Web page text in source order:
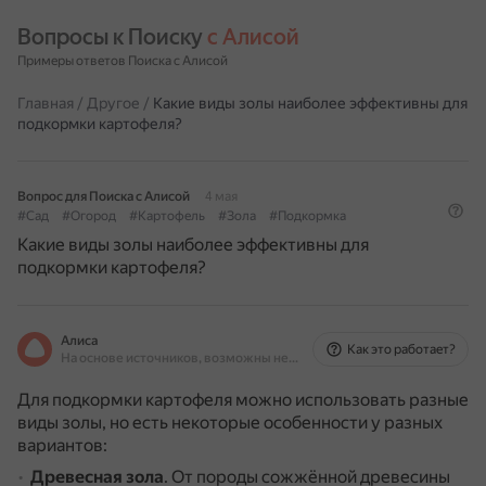
Вопросы к Поиску с Алисой
Примеры ответов Поиска с Алисой
Главная / Другое / Какие виды золы наиболее эффективны для
подкормки картофеля?
Вопрос для Поиска с Алисой
4 мая
#Сад
#Огород #Картофель #Зола #Подкормка
Какие виды золы наиболее эффективны для
подкормки картофеля?
Алиса
На основе источников, возможны неточности
Как это работает?
Для подкормки картофеля можно использовать разные
виды золы, но есть некоторые особенности у разных
вариантов:
Древесная зола. От породы сожжённой древесины